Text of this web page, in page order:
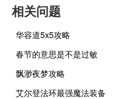
相关问题
华容道5x5攻略
春节的意思是不是过敏
飘渺夜梦攻略
艾尔登法环最强魔法装备